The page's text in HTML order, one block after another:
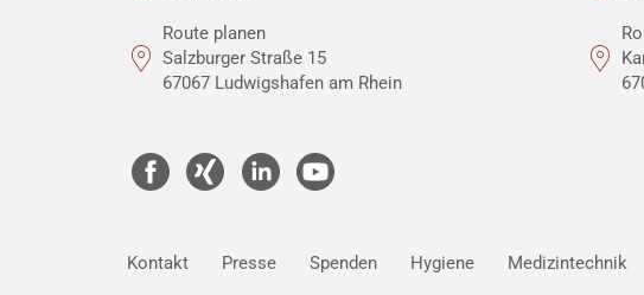
Route planen
Salzburger Straße 15
67067 Ludwigshafen am Rhein
Kontakt Presse Spenden Hygiene Medizintechnik